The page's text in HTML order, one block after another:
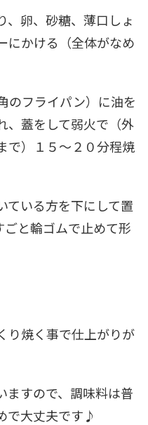
卵、砂糖、薄口しょ
にかける（全体がなめ
フライパン）に油を
蓋をして弱火で（外
で）１５～２０分程焼
いる方を下にして置
ごと輪ゴムで止めて形
り焼く事で仕上がりが
ますので、調味料は普
で大丈夫です♪